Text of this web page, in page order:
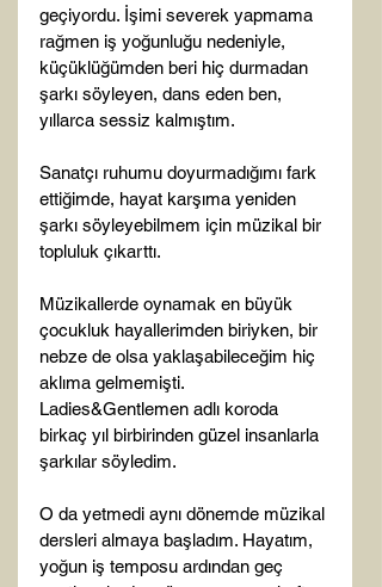
geçiyordu. İşimi severek yapmama
rağmen iş yoğunluğu nedeniyle,
küçüklüğümden beri hiç durmadan
şarkı söyleyen, dans eden ben,
yıllarca sessiz kalmıştım.
Sanatçı ruhumu doyurmadığımı fark
ettiğimde, hayat karşıma yeniden
şarkı söyleyebilmem için müzikal bir
topluluk çıkarttı.
Müzikallerde oynamak en büyük
çocukluk hayallerimden biriyken, bir
nebze de olsa yaklaşabileceğim hiç
aklıma gelmemişti.
Ladies&Gentlemen adlı koroda
birkaç yıl birbirinden güzel insanlarla
şarkılar söyledim.
O da yetmedi aynı dönemde müzikal
dersleri almaya başladım. Hayatım,
yoğun iş temposu ardından geç